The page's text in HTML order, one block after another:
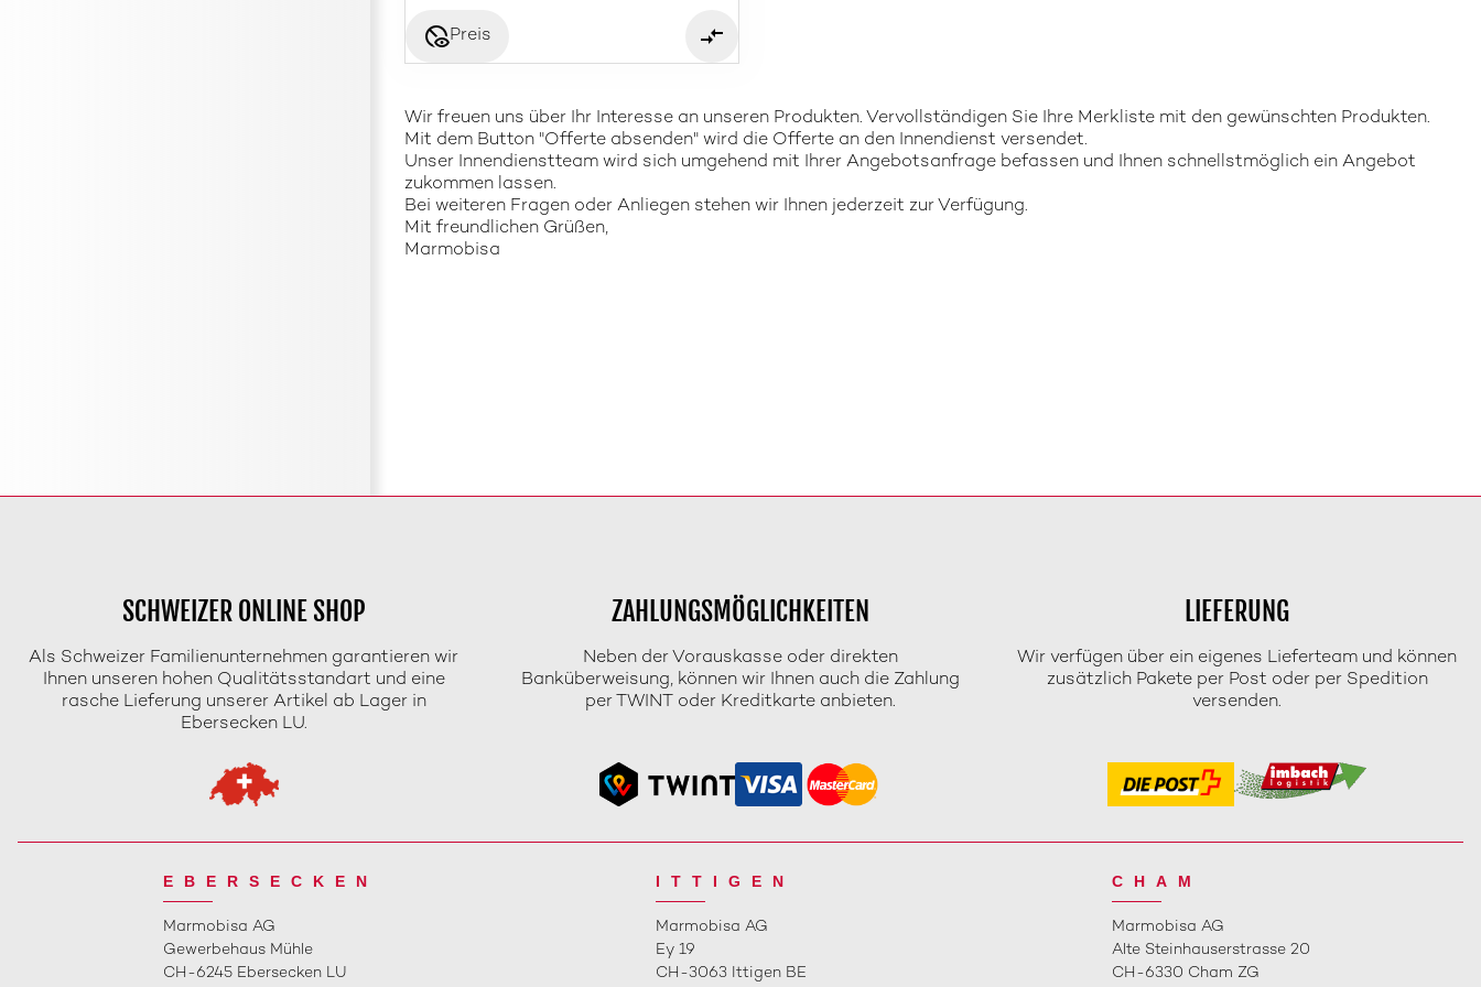
disabled_visiblePreis
Wir freuen uns über Ihr Interesse an unseren Produkten. Vervollständigen Sie Ihre Merkliste mit den gewünschten Produkten.
Mit dem Button "Offerte absenden" wird die Offerte an den Innendienst versendet.
Unser Innendienstteam wird sich umgehend mit Ihrer Angebotsanfrage befassen und Ihnen schnellstmöglich ein Angebot
zukommen lassen.
Bei weiteren Fragen oder Anliegen stehen wir Ihnen jederzeit zur Verfügung.
Mit freundlichen Grüßen,
Marmobisa
SCHWEIZER ONLINE SHOP
Als Schweizer Familienunternehmen garantieren wir
Ihnen unseren hohen Qualitätsstandart und eine
rasche Lieferung unserer Artikel ab Lager in
Ebersecken LU.
ZAHLUNGSMÖGLICHKEITEN
Neben der Vorauskasse oder direkten
Banküberweisung, können wir Ihnen auch die Zahlung
per TWINT oder Kreditkarte anbieten.
LIEFERUNG
Wir verfügen über ein eigenes Lieferteam und können
zusätzlich Pakete per Post oder per Spedition
versenden.
EBERSECKEN
Marmobisa AG
Gewerbehaus Mühle
CH-6245 Ebersecken LU
ITTIGEN
Marmobisa AG
Ey 19
CH-3063 Ittigen BE
CHAM
Marmobisa AG
Alte Steinhauserstrasse 20
CH-6330 Cham ZG